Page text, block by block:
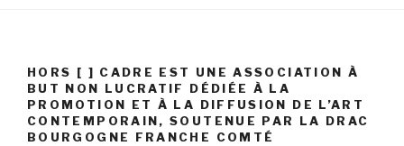
HORS [ ] CADRE EST UNE ASSOCIATION À
BUT NON LUCRATIF DÉDIÉE À LA
PROMOTION ET À LA DIFFUSION DE L’ART
CONTEMPORAIN, SOUTENUE PAR LA DRAC
BOURGOGNE FRANCHE COMTÉ